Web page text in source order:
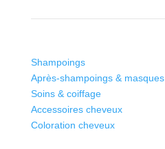
Shampoings
Après-shampoings & masques
Soins & coiffage
Accessoires cheveux
Coloration cheveux